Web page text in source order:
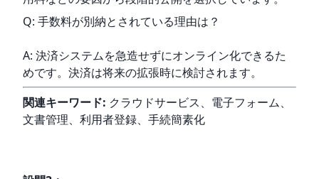
Q: 手数料が別納とされている理由は？
A: 決済システムを急造せずにオンライン化できるた
めです。決済は将来の拡張時に検討されます。
関連キーワード: クラウドサービス、電子フォーム、
文書管理、利用者登録、手続簡素化